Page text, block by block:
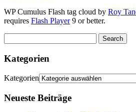
WP Cumulus Flash tag cloud by Roy
requires Flash Player9 or better.
Kategorien
Kategorien
Neueste Beiträge